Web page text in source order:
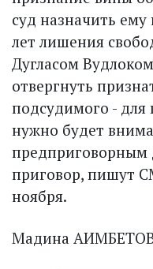
суд назначить
лет лишения
Дугласом
отвергнуть
подсудимого -
нужно будет
приговор, пишут
ноября.
Мадина